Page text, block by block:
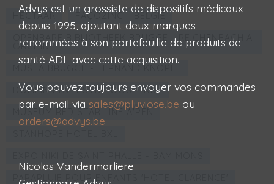
HECTAAR
FAÇOZINC - BELGIË
OPENBARE BIBLIOTHEEK BRUGGE - REICHENBACHIA
ORCHID
MUSEA BRUGGE - FERNAND KNOPFF
DOMEIN RAVERSYDE OOSTENDE
MUSEUM RED STAR LINE A'PEN
PARAPLUIE POUR ENFANTS 'HOTEL CLARENCE'
Advys est un grossiste de dispositifs médicaux
depuis 1995, ajoutant deux marques
renommées à son portefeuille de produits de
santé ADL avec cette acquisition.
Vous pouvez toujours envoyer vos commandes
par e-mail via sales@pluviose.be ou
orders@advys.be
Nicolas Vandermarliere